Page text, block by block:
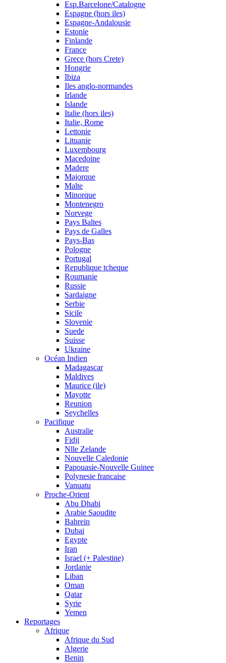
Esp.Barcelone/Catalogne
Espagne (hors iles)
Espagne-Andalousie
Estonie
Finlande
France
Grece (hors Crete)
Hongrie
Ibiza
Iles anglo-normandes
Irlande
Islande
Italie (hors iles)
Italie, Rome
Lettonie
Lituanie
Luxembourg
Macedoine
Madere
Majorque
Malte
Minorque
Montenegro
Norvege
Pays Baltes
Pays de Galles
Pays-Bas
Pologne
Portugal
Republique tcheque
Roumanie
Russie
Sardaigne
Serbie
Sicile
Slovenie
Suede
Suisse
Ukraine
Océan Indien
Madagascar
Maldives
Maurice (ile)
Mayotte
Reunion
Seychelles
Pacifique
Australie
Fidji
Nlle Zelande
Nouvelle Caledonie
Papouasie-Nouvelle Guinee
Polynesie francaise
Vanuatu
Proche-Orient
Abu Dhabi
Arabie Saoudite
Bahrein
Dubai
Egypte
Iran
Israel (+ Palestine)
Jordanie
Liban
Oman
Qatar
Syrie
Yemen
Reportages
Afrique
Afrique du Sud
Algerie
Benin